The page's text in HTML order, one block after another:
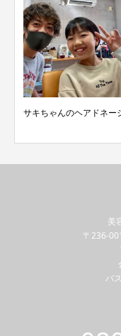
サキちゃんのヘアドネー
美
〒236-
バ